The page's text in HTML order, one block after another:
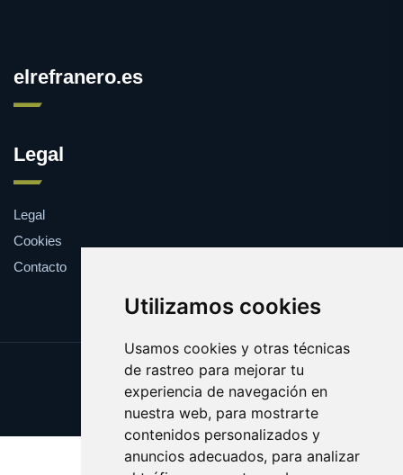
Utilizamos cookies
Usamos cookies y otras técnicas
de rastreo para mejorar tu
experiencia de navegación en
nuestra web, para mostrarte
contenidos personalizados y
anuncios adecuados, para analizar
elrefranero.es
Legal
Legal
Cookies
Contacto
Update cookies preferences
Copyright © 2025 elrefranero.es